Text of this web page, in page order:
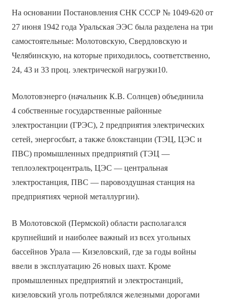
На основании Постановления СНК СССР № 1049-620 от
27 июня 1942 года Уральская ЭЭС была разделена на три
самостоятельные: Молотовскую, Свердловскую и
Челябинскую, на которые приходилось, соответственно,
24, 43 и 33 проц. электрической нагрузки10.
Молотовэнерго (начальник К.В. Солнцев) объединила
4 собственные государственные районные
электростанции (ГРЭС), 2 предприятия электрических
сетей, энергосбыт, а также блокстанции (ТЭЦ, ЦЭС и
ПВС) промышленных предприятий (ТЭЦ —
теплоэлектроцентраль, ЦЭС — центральная
электростанция, ПВС — паровоздушная станция на
предприятиях черной металлургии).
В Молотовской (Пермской) области располагался
крупнейший и наиболее важный из всех угольных
бассейнов Урала — Кизеловский, где за годы войны
ввели в эксплуатацию 26 новых шахт. Кроме
промышленных предприятий и электростанций,
кизеловский уголь потреблялся железными дорогами